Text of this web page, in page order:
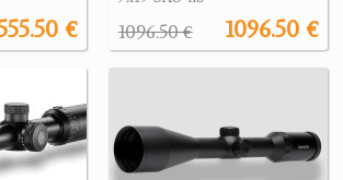
€ 1096.50 €
1096.50 €